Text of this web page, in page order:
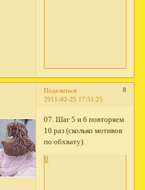
Поделиться
8
2011-02-25 17:51:25
07. Шаг 5 и 6 повторяем
10 раз (сколько мотивов
по обхвату).
0